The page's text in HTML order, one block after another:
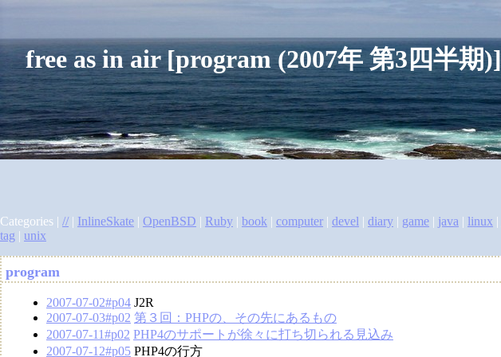
free as in air [program (2007年 第3四半期)]
Categories | // InlineSkate OpenBSD Ruby book computer devel diary game java linux
tag
unix
program
2007-07-02#p04 J2R
2007-07-03#p02 第３回：PHPの、その先にあるもの
2007-07-11#p02 PHP4のサポートが徐々に打ち切られる見込み
2007-07-12#p05 PHP4の行方